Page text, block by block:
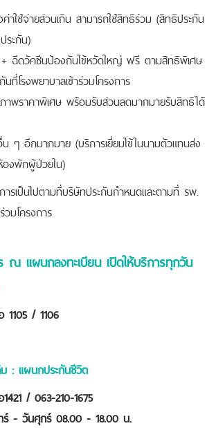
าใช้จ่ายส่วนเกิน สามารถใช้สิทธิร่วม (สิทธิประกัน
ะกัน)
ฉีดวัคซีนป้องกันไข้หวัดใหญ่ ฟรี ตามสิทธิพิเศษ
ที่โรงพยาบาลเข้าร่วมโครงการ
าพราคาพิเศษ พร้อมรับส่วนลดมากมายรับสิทธิได้
น ๆ อีกมากมาย (บริการเยี่ยมไข้ในนามตัวแทนส่ง
งพักผู้ป่วยใน)
การเป็นไปตามที่บริษัทประกันกำหนดและตามที่ รพ.
มโครงการ
ณ แผนกลงทะเบียน เปิดให้บริการทุกวัน
1105 / 1106
: แผนกประกันชีวิต
/ 063-210-1675
ร์ - วันศุกร์ 08.00 - 18.00 น.